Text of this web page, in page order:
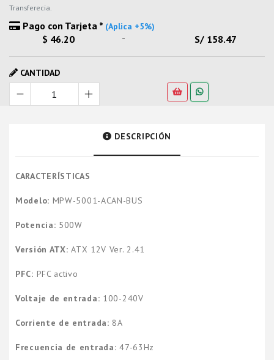
Transferecia.
Pago con Tarjeta * (Aplica +5%)
$ 46.20 - S/ 158.47
CANTIDAD
DESCRIPCIÓN
CARACTERÍSTICAS
Modelo: MPW-5001-ACAN-BUS
Potencia: 500W
Versión ATX: ATX 12V Ver. 2.41
PFC: PFC activo
Voltaje de entrada: 100-240V
Corriente de entrada: 8A
Frecuencia de entrada: 47-63Hz